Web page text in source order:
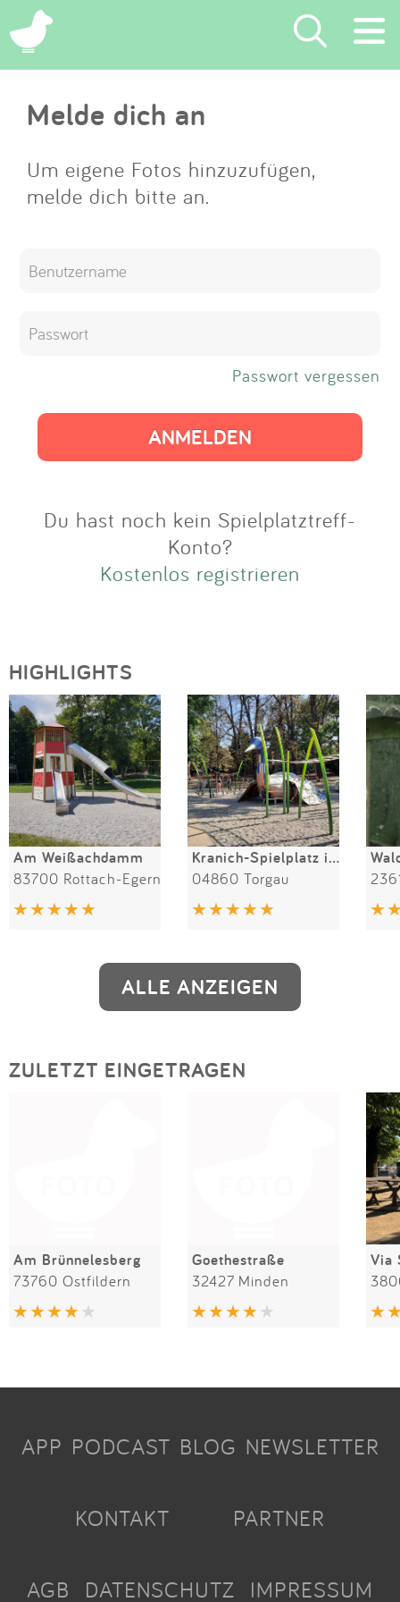
×
Suchen
Eintragen
App
Melde dich an
Um eigene Fotos hinzuzufügen,
melde dich bitte an.
Passwort vergessen
Du hast noch kein Spielplatztreff-
Konto?
Kostenlos registrieren
HIGHLIGHTS
Am Weißachdamm
83700 Rottach-Egern
Kranich-Spielplatz im Glacis
04860 Torgau
ALLE ANZEIGEN
ZULETZT EINGETRAGEN
Am Brünnelesberg
73760 Ostfildern
Goethestraße
32427 Minden
Via
APP PODCAST BLOG NEWSLETTER
KONTAKT PARTNER
AGB DATENSCHUTZ IMPRESSUM